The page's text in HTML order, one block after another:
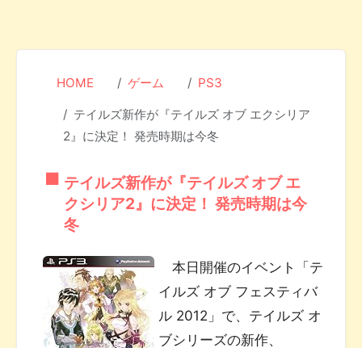
HOME ゲーム PS3
テイルズ新作が『テイルズ オブ エクシリア
2』に決定！ 発売時期は今冬
テイルズ新作が『テイルズ オブ エ
クシリア2』に決定！ 発売時期は今
冬
本日開催のイベント「テ
イルズ オブ フェスティバ
ル 2012」で、テイルズ オ
ブシリーズの新作、